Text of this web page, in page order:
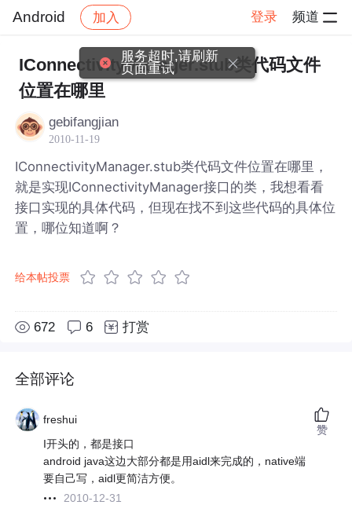
Android 加入 登录 频道
社区 Android 帖子详情
IConnectivityManager.stub类代码文件
位置在哪里
gebifangjian
2010-11-19
IConnectivityManager.stub类代码文件位置在哪里，
就是实现IConnectivityManager接口的类，我想看看
接口实现的具体代码，但现在找不到这些代码的具体位
置，哪位知道啊？
给本帖投票
672 6 打赏
全部评论
freshui
I开头的，都是接口
android java这边大部分都是用aidl来完成的，native端
要自己写，aidl更简洁方便。
2010-12-31
赞
服务超时,请刷新
页面重试